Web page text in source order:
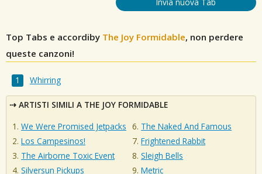
Top Tabs e accordiby The Joy Formidable, non perdere
queste canzoni!
Whirring
ARTISTI SIMILI A THE JOY FORMIDABLE
We Were Promised Jetpacks
Los Campesinos!
The Airborne Toxic Event
Silversun Pickups
The Naked And Famous
Frightened Rabbit
Sleigh Bells
Metric